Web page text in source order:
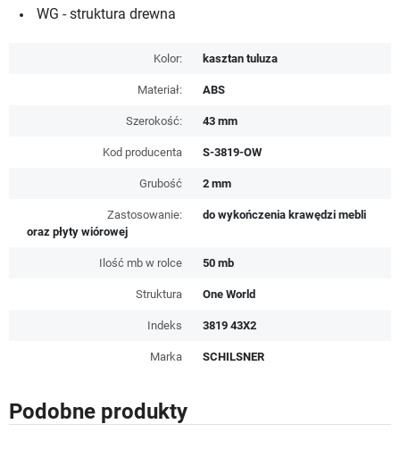
WG - struktura drewna
Kolor: kasztan tuluza
Materiał: ABS
Szerokość: 43 mm
Kod producenta S-3819-OW
Grubość 2 mm
Zastosowanie:
do wykończenia krawędzi mebli
oraz płyty wiórowej
Ilość mb w rolce 50 mb
Struktura One World
Indeks 3819 43X2
Marka SCHILSNER
Podobne produkty